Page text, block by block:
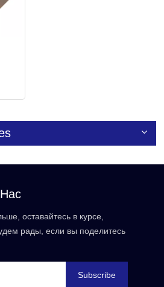
оставайтесь в курсе,
рады, если вы поделитесь
Subscribe